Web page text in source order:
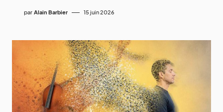
par Alain Barbier 15 juin 2026